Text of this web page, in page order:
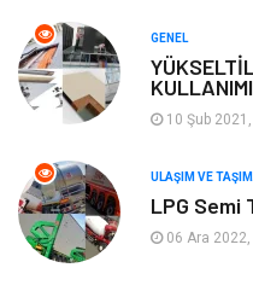
Aksesuar
Plastik
Ambalaj
Pazarlama
GENEL
10 Şub
ULAŞIM VE
LPG Semi
06 Ara 2022,